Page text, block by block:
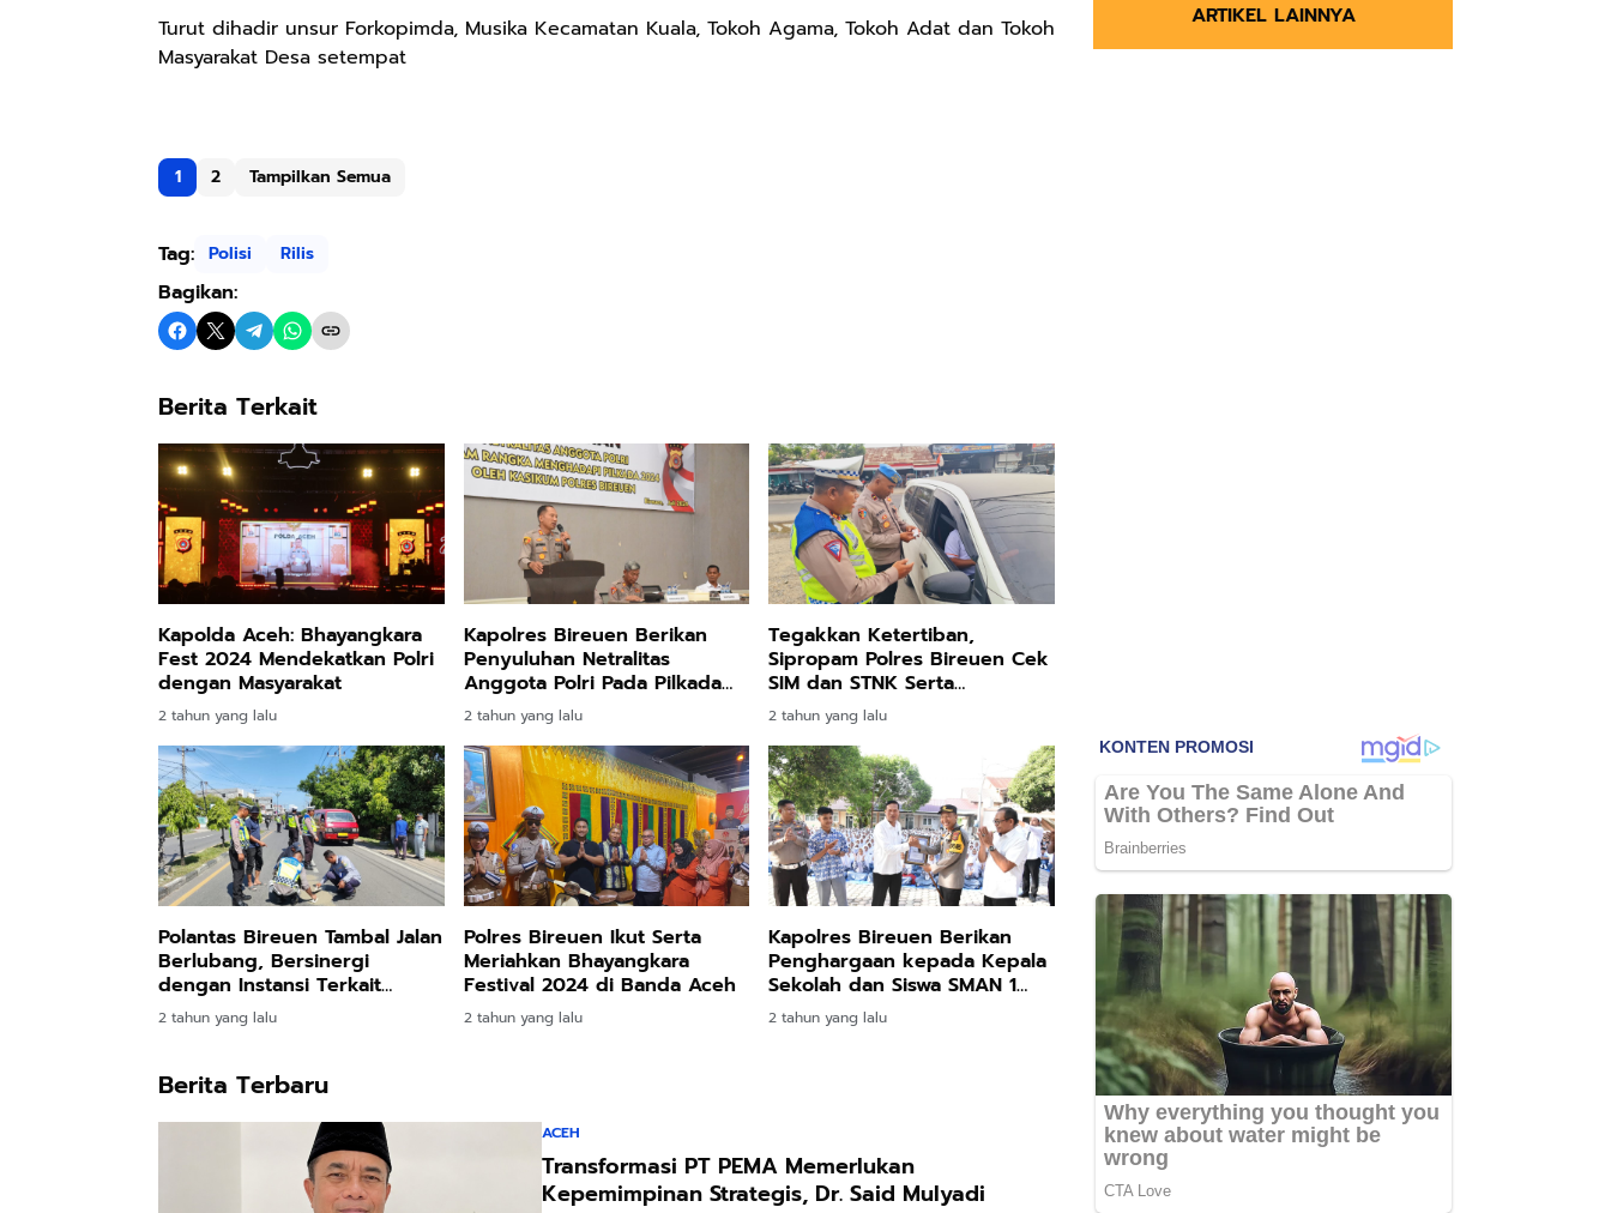
Turut dihadir unsur Forkopimda, Musika Kecamatan Kuala, Tokoh Agama, Tokoh Adat dan Tokoh
Masyarakat Desa setempat
1 2 Tampilkan Semua
Tag: Polisi Rilis
Bagikan:
Berita Terkait
Kapolda Aceh: Bhayangkara
Fest 2024 Mendekatkan Polri
dengan Masyarakat
2 tahun yang lalu
Kapolres Bireuen Berikan
Penyuluhan Netralitas
Anggota Polri Pada Pilkada
Serentak 2024
2 tahun yang lalu
Tegakkan Ketertiban,
Sipropam Polres Bireuen Cek
SIM dan STNK Serta
Kelayakan Kenderaan
Personil
2 tahun yang lalu
Polantas Bireuen Tambal Jalan
Berlubang, Bersinergi
dengan Instansi Terkait
Cegah Laka Lantas
2 tahun yang lalu
Polres Bireuen Ikut Serta
Meriahkan Bhayangkara
Festival 2024 di Banda Aceh
2 tahun yang lalu
Kapolres Bireuen Berikan
Penghargaan kepada Kepala
Sekolah dan Siswa SMAN 1
Bireuen
2 tahun yang lalu
Berita Terbaru
ACEH
Transformasi PT PEMA Memerlukan
Kepemimpinan Strategis, Dr. Said Mulyadi
ARTIKEL LAINNYA